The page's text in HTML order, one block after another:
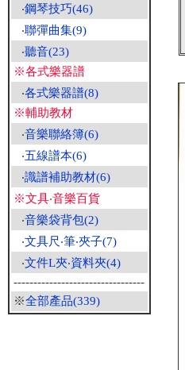
‧鋼琴技巧(46)
‧聯彈曲集(9)
‧聽音(23)
※各式樂器譜
‧各式樂器譜(8)
※輔助教材
‧音樂聯絡簿(6)
‧五線譜本(6)
‧識譜補助教材(6)
※文具‧音樂百貨
‧音樂袋背包(2)
‧文具尺‧筆‧夾子(7)
‧文件L夾‧資料夾(4)
---------------------------------
※全部產品(339)